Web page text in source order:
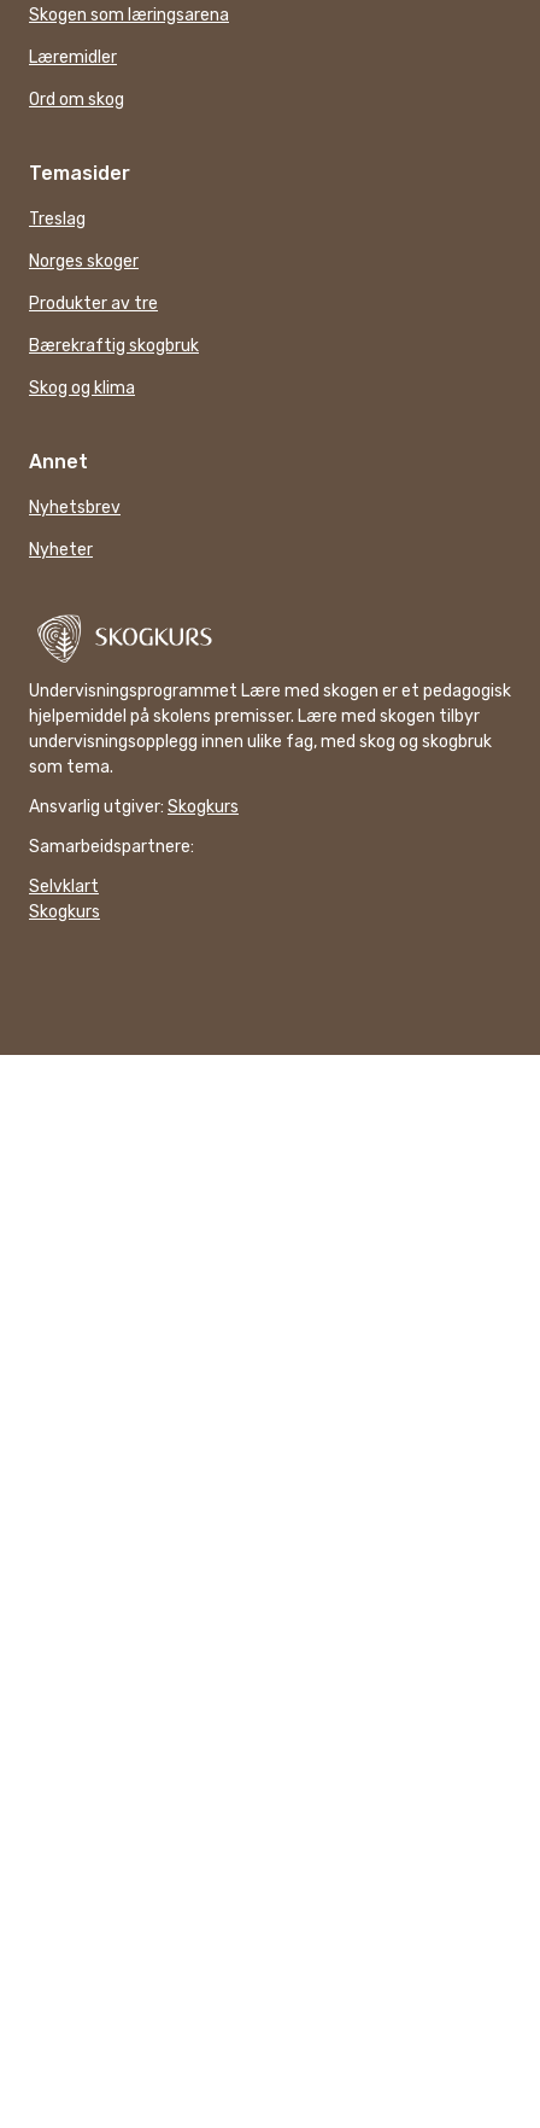
Skogen som læringsarena
Læremidler
Ord om skog
Temasider
Treslag
Norges skoger
Produkter av tre
Bærekraftig skogbruk
Skog og klima
Annet
Nyhetsbrev
Nyheter
Undervisningsprogrammet Lære med skogen er et pedagogisk
hjelpemiddel på skolens premisser. Lære med skogen tilbyr
undervisningsopplegg innen ulike fag, med skog og skogbruk
som tema.
Ansvarlig utgiver: Skogkurs
Samarbeidspartnere:
Selvklart
Skogkurs